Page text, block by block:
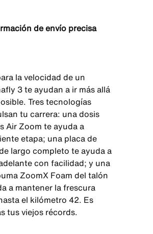
de envío precisa
la velocidad de un
3 te ayudan a ir más allá
Tres tecnologías
tu carrera: una dosis
Air Zoom te ayuda a
etapa; una placa de
largo completo te ayuda a
con facilidad; y una
ZoomX Foam del talón
a mantener la frescura
el kilómetro 42. Es
tus viejos récords.